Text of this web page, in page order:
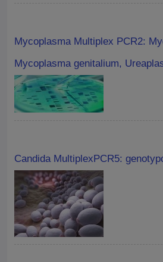
Mycoplasma Multiplex PCR2:
Mycoplasma genitalium,
Candida MultiplexPCR5: